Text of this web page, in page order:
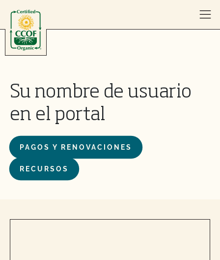
Su nombre de usuario
en el portal
PAGOS Y RENOVACIONES
RECURSOS